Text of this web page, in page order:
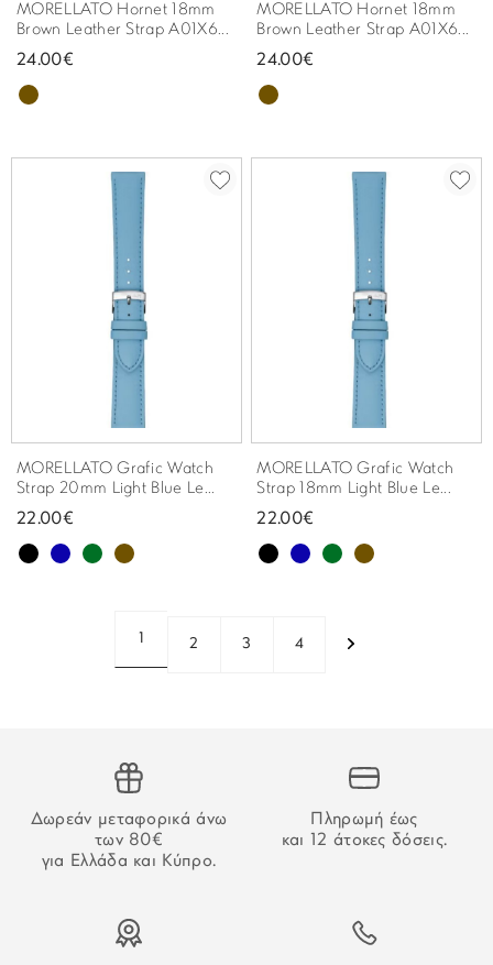
MORELLATO Hornet 18mm
Brown Leather Strap A01X6...
24.00€
MORELLATO Hornet 18mm
Brown Leather Strap A01X6...
24.00€
MORELLATO Grafic Watch
Strap 20mm Light Blue Le...
22.00€
MORELLATO Grafic Watch
Strap 18mm Light Blue Le...
22.00€
1 2 3 4
Δωρεάν μεταφορικά άνω
των 80€
για Ελλάδα και Κύπρο.
Πληρωμή έως
και 12 άτοκες δόσεις.